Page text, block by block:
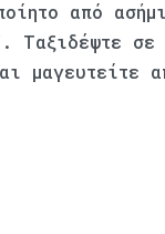
από
Ταξιδέψτε
μαγευτείτε